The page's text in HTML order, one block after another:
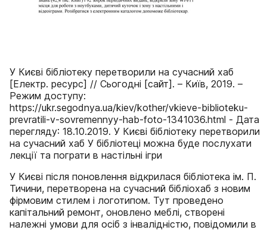
У Києві бібліотеку перетворили на сучасний хаб
[Електр. ресурс] // Сьогодні [сайт]. – Київ, 2019. –
Режим доступу:
https://ukr.segodnya.ua/kiev/kother/vkieve-biblioteku-
prevratili-v-sovremennyy-hab-foto-1341036.html - Дата
перегляду: 18.10.2019. У Києві бібліотеку перетворили
на сучасний хаб У бібліотеці можна буде послухати
лекції та пограти в настільні ігри
У Києві після поновлення відкрилася бібліотека ім. П.
Тичини, перетворена на сучасний бібліохаб з новим
фірмовим стилем і логотипом. Тут проведено
капітальний ремонт, оновлено меблі, створені
належні умови для осіб з інвалідністю, повідомили в